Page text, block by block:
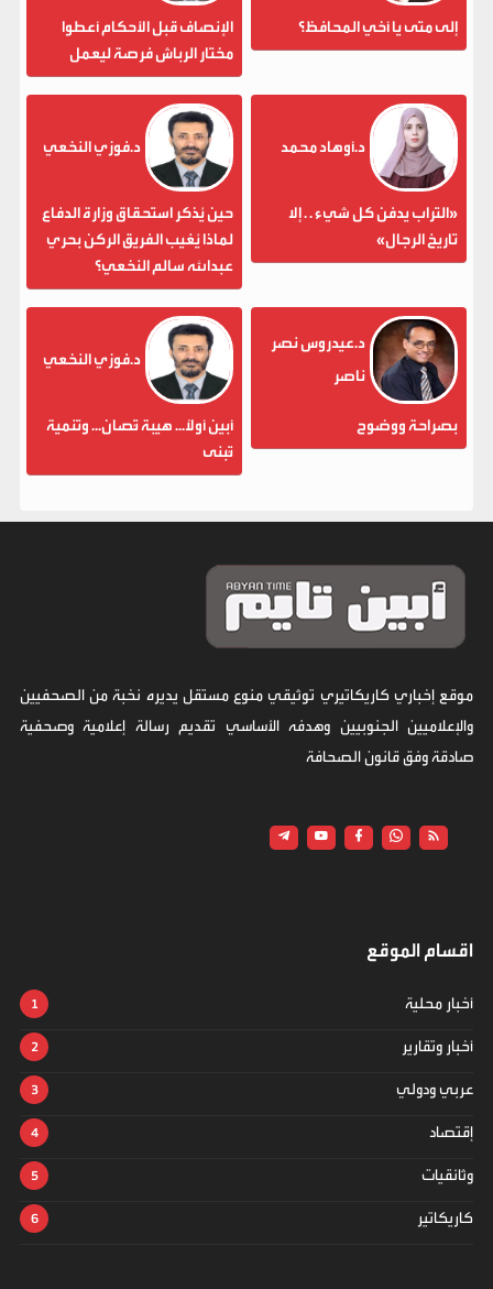
إلى متى يا أخي المحافظ؟
الإنصاف قبل الأحكام أعطوا
مختار الرباش فرصة ليعمل
د.أوهاد محمد
«التراب يدفن كل شيء . . إلا
تاريخ الرجال»
د.فوزي النخعي
حين يُذكر استحقاق وزارة الدفاع
لماذا يُغيب الفريق الركن بحري
عبدالله سالم النخعي؟
د.عيدروس نصر
ناصر
بصراحة ووضوح
د.فوزي النخعي
أبين أولاً... هيبة تُصان... وتنمية
تُبنى
موقع إخباري كاريكاتيري توثيقي منوع مستقل يديره نخبة من الصحفيين
والإعلاميين الجنوبيين وهدفه الأساسي تقديم رسالة إعلامية وصحفية
صادقة وفق قانون الصحافة
اقسام الموقع
أخبار محلية
أخبار وتقارير
عربي ودولي
إقتصاد
وثائقيات
كاريكاتير